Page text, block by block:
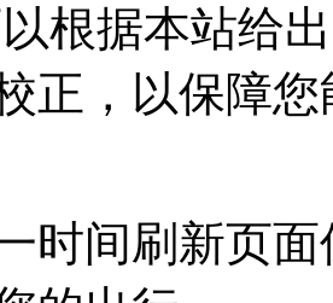
根据本站给
正，以保障
时间刷新页